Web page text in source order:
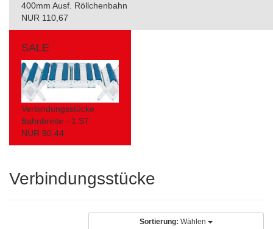
400mm Ausf. Röllchenbahn
NUR 110,67
SALE
Verbindungsstücke
Bahnbreite - 1 ST
NUR 90,44
Verbindungsstücke
Sortierung: Wählen